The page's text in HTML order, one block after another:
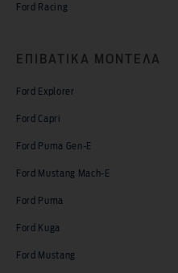
Ford Racing
ΕΠΙΒΑΤΙΚΑ MΟΝΤΕΛΑ
Ford Explorer
Ford Capri
Ford Puma Gen-E
Ford Mustang Mach-E
Ford Puma
Ford Kuga
Ford Mustang